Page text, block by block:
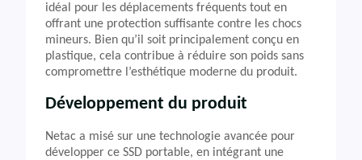
idéal pour les déplacements fréquents tout en
offrant une protection suffisante contre les chocs
mineurs. Bien qu’il soit principalement conçu en
plastique, cela contribue à réduire son poids sans
compromettre l’esthétique moderne du produit.
Développement du produit
Netac a misé sur une technologie avancée pour
développer ce SSD portable, en intégrant une